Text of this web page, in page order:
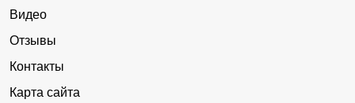
Видео
Отзывы
Контакты
Карта сайта